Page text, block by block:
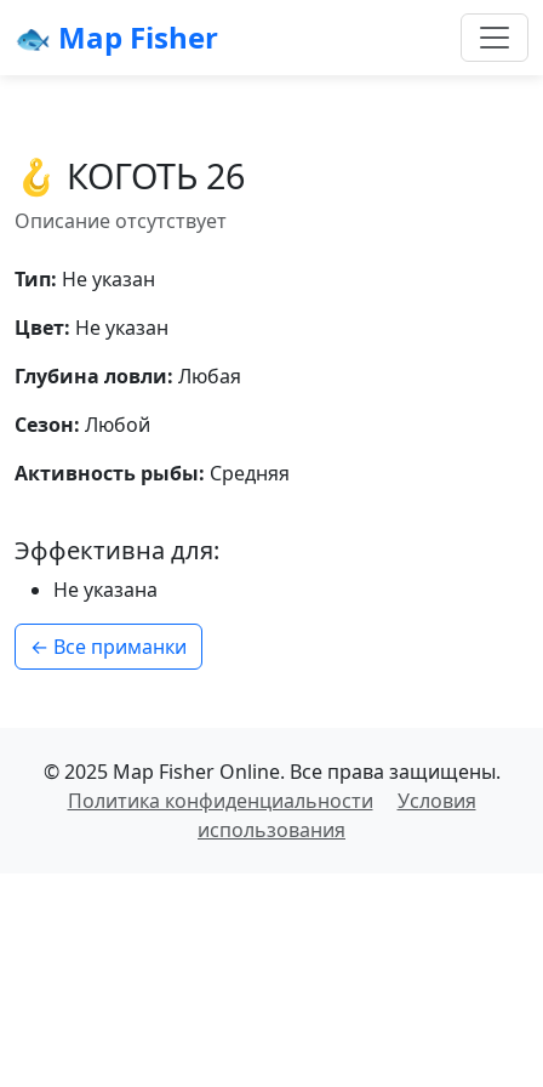
🐟 Map Fisher
🪝 КОГОТЬ 26
Описание отсутствует
Тип: Не указан
Цвет: Не указан
Глубина ловли: Любая
Сезон: Любой
Активность рыбы: Средняя
Эффективна для:
Не указана
← Все приманки
© 2025 Map Fisher Online. Все права защищены.
Политика конфиденциальности
Условия
использования